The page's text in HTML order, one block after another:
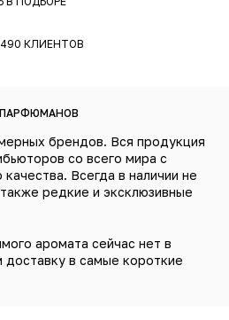
КЛИЕНТОВ
ПАРФЮМАНОВ
брендов. Вся продукция
со всего мира с
Всегда в наличии не
редкие и эксклюзивные
аромата сейчас нет в
доставку в самые короткие
легкий летний аромат
настроение и прилив
композицию оценят и